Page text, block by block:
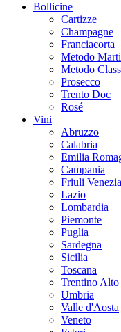
Bollicine
Cartizze
Champagne
Franciacorta
Metodo
Metodo
Prosecco
Trento Doc
Rosé
Vini
Abruzzo
Calabria
Emilia
Campania
Friuli
Lazio
Lombardia
Piemonte
Puglia
Sardegna
Sicilia
Toscana
Trentino
Umbria
Valle d'Aosta
Veneto